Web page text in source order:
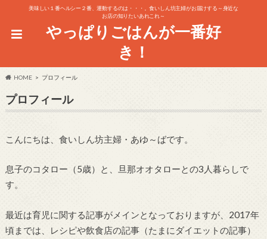
美味しい１番ヘルシー２番、運動するのは・・・。食いしん坊主婦がお届けする～身近な
お店の知りたいあれこれ～
やっぱりごはんが一番好
き！
HOME プロフィール
プロフィール
こんにちは、食いしん坊主婦・あゆ～ばです。
息子のコタロー（5歳）と、旦那オオタローとの3人暮らしで
す。
最近は育児に関する記事がメインとなっておりますが、2017年
頃までは、レシピや飲食店の記事（たまにダイエットの記事）